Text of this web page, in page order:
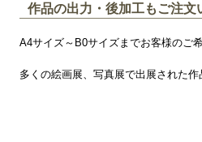
作品の出力・後加工もご注文
A4サイズ～B0サイズまでお客様のご
多くの絵画展、写真展で出展された